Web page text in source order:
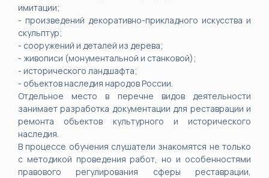
имитации;
- произведений декоративно-прикладного искусства и
скульптур;
- сооружений и деталей из дерева;
- живописи (монументальной и станковой);
- исторического ландшафта;
- объектов наследия народов России.
Отдельное место в перечне видов деятельности
занимает разработка документации для реставрации и
ремонта объектов культурного и исторического
наследия.
В процессе обучения слушатели знакомятся не только
с методикой проведения работ, но и особенностями
правового регулирования сферы реставрации,